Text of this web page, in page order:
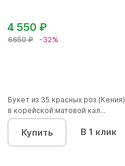
6650 ₽ -32%
4 550 ₽
Букет из 35 красных роз (Кения)
в корейской матовой кал...
Купить В 1 клик